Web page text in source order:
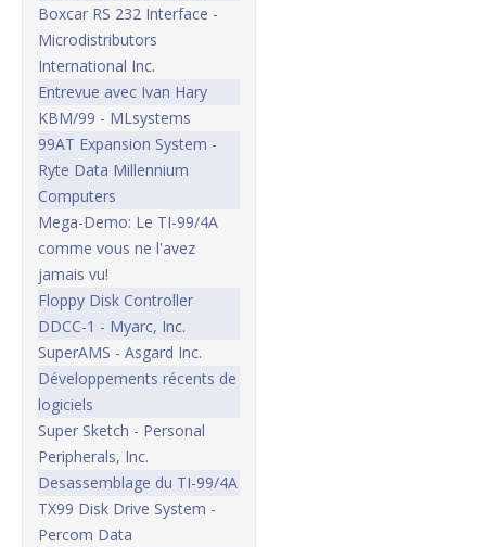
Boxcar RS 232 Interface -
Microdistributors
International Inc.
Entrevue avec Ivan Hary
KBM/99 - MLsystems
99AT Expansion System -
Ryte Data Millennium
Computers
Mega-Demo: Le TI-99/4A
comme vous ne l'avez
jamais vu!
Floppy Disk Controller
DDCC-1 - Myarc, Inc.
SuperAMS - Asgard Inc.
Développements récents de
logiciels
Super Sketch - Personal
Peripherals, Inc.
Desassemblage du TI-99/4A
TX99 Disk Drive System -
Percom Data